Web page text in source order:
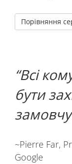
Порівняння
Всі
бути
~Pierre Far,
Google